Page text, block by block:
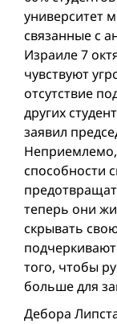
университет
связанные с
Израиле 7
чувствуют
отсутствие
других
заявил
Неприемлемо,
способности
теперь они
скрывать
того, чтобы
больше для
Дебора